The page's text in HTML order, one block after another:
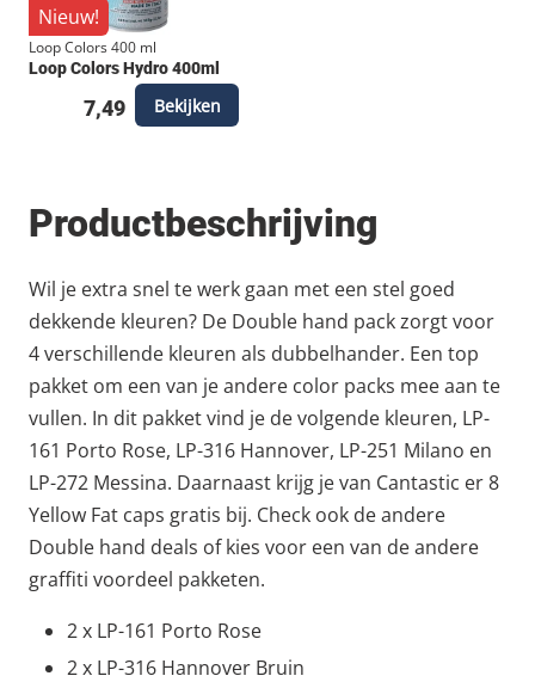
Nieuw!
Loop Colors 400 ml
Loop Colors Hydro 400ml
7,49 Bekijken
Productbeschrijving
Wil je extra snel te werk gaan met een stel goed
dekkende kleuren? De Double hand pack zorgt voor
4 verschillende kleuren als dubbelhander. Een top
pakket om een van je andere color packs mee aan te
vullen. In dit pakket vind je de volgende kleuren, LP-
161 Porto Rose, LP-316 Hannover, LP-251 Milano en
LP-272 Messina. Daarnaast krijg je van Cantastic er 8
Yellow Fat caps gratis bij. Check ook de andere
Double hand deals of kies voor een van de andere
graffiti voordeel pakketen.
2 x LP-161 Porto Rose
2 x LP-316 Hannover Bruin